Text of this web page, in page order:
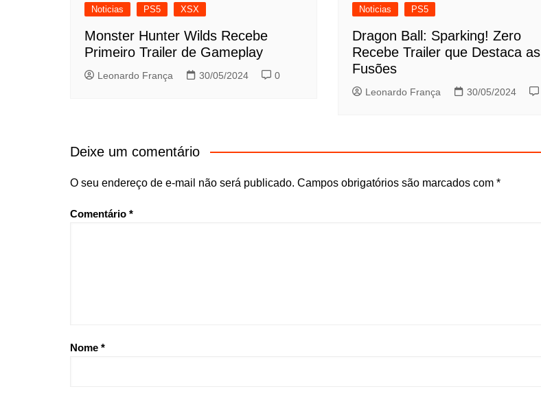
Noticias PS5 XSX
Monster Hunter Wilds Recebe
Primeiro Trailer de Gameplay
Leonardo França 30/05/2024 0
Noticias PS5
Dragon Ball: Sparking! Zero
Recebe Trailer que Destaca as
Fusões
Leonardo França 30/05/2024
Deixe um comentário
O seu endereço de e-mail não será publicado. Campos obrigatórios são marcados com *
Comentário *
Nome *